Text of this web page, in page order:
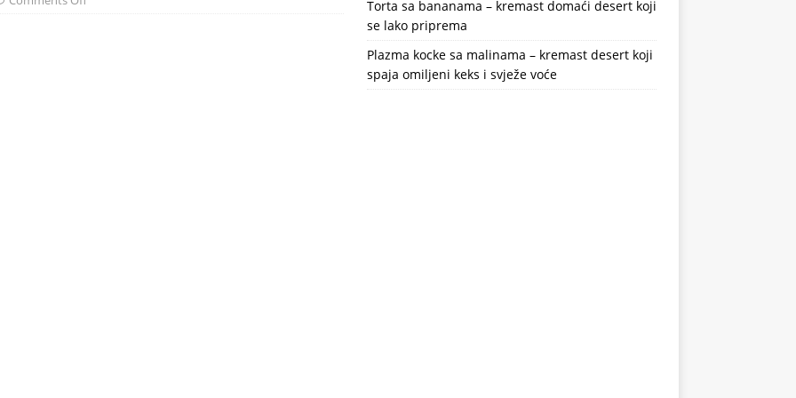
Torta sa bananama – kremast domaći desert koji
se lako priprema
Plazma kocke sa malinama – kremast desert koji
spaja omiljeni keks i svježe voće